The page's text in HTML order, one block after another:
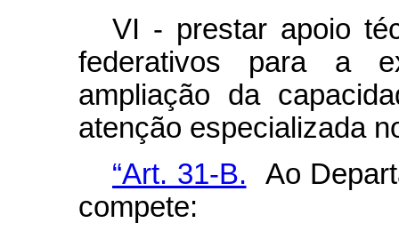
VI - prestar apoio
federativos para a
ampliação da
atenção especializada
“Art. 31-B. Ao
compete: